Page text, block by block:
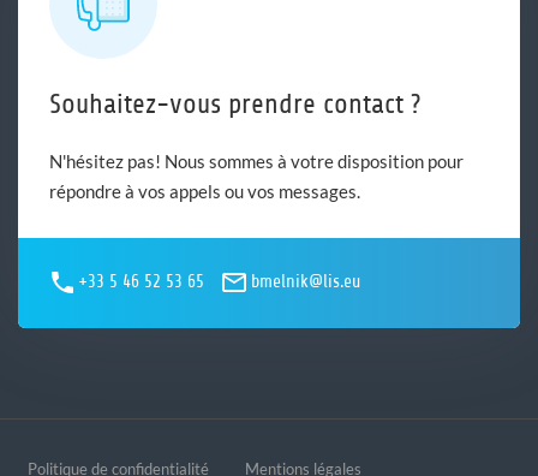
Souhaitez-vous prendre contact ?
N'hésitez pas! Nous sommes à votre disposition pour
répondre à vos appels ou vos messages.
+33 5 46 52 53 65 bmelnik@lis.eu
Politique de confidentialité Mentions légales